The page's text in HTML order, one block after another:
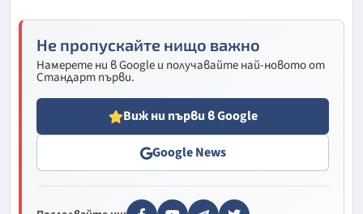
Не пропускайте нищо важно
Намерете ни в Google и получавайте най-новото от
Стандарт първи.
Виж ни първи в Google
Google News